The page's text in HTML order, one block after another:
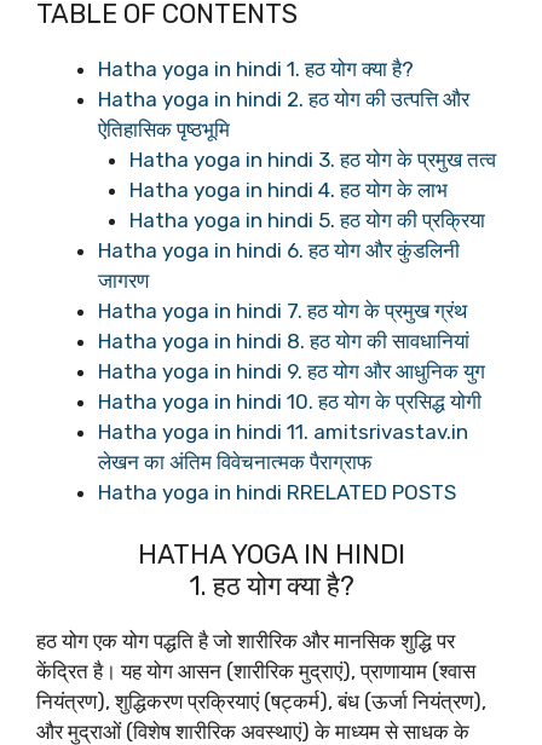
TABLE OF CONTENTS
Hatha yoga in hindi 1. हठ योग क्या है?
Hatha yoga in hindi 2. हठ योग की उत्पत्ति और
ऐतिहासिक पृष्ठभूमि
Hatha yoga in hindi 3. हठ योग के प्रमुख तत्व
Hatha yoga in hindi 4. हठ योग के लाभ
Hatha yoga in hindi 5. हठ योग की प्रक्रिया
Hatha yoga in hindi 6. हठ योग और कुंडलिनी
जागरण
Hatha yoga in hindi 7. हठ योग के प्रमुख ग्रंथ
Hatha yoga in hindi 8. हठ योग की सावधानियां
Hatha yoga in hindi 9. हठ योग और आधुनिक युग
Hatha yoga in hindi 10. हठ योग के प्रसिद्ध योगी
Hatha yoga in hindi 11. amitsrivastav.in
लेखन का अंतिम विवेचनात्मक पैराग्राफ
Hatha yoga in hindi RRELATED POSTS
HATHA YOGA IN HINDI
1. हठ योग क्या है?
हठ योग एक योग पद्धति है जो शारीरिक और मानसिक शुद्धि पर
केंद्रित है। यह योग आसन (शारीरिक मुद्राएं), प्राणायाम (श्वास
नियंत्रण), शुद्धिकरण प्रक्रियाएं (षट्कर्म), बंध (ऊर्जा नियंत्रण),
और मुद्राओं (विशेष शारीरिक अवस्थाएं) के माध्यम से साधक के